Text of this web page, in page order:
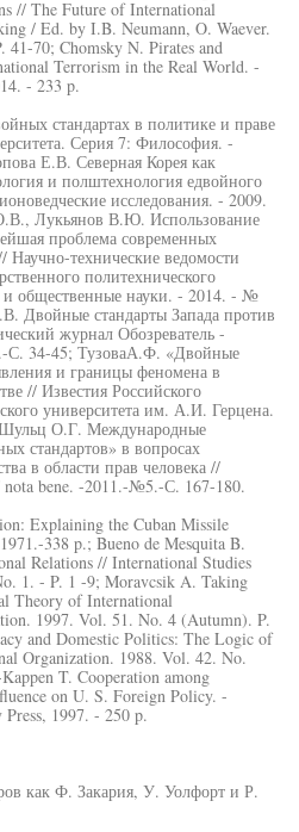
// The Future of International
/ Ed. by I.B. Neumann, O. Waever.
70; Chomsky N. Pirates and
Terrorism in the Real World. -
- 233 p.
стандартах в политике и праве
Серия 7: Философия. -
Е.В. Северная Корея как
и полштехнология едвойного
исследования. - 2009.
Лукьянов В.Ю. Использование
проблема современных
технические ведомости
политехнического
и общественные науки. - 2014. - №
Двойные стандарты Запада против
журнал Обозреватель -
С. 34-45; ТузоваА.Ф. «Двойные
и границы феномена в
// Известия Российского
университета им. А.И. Герцена.
О.Г. Международные
стандартов» в вопросах
в области прав человека //
nota bene. -2011.-№5.-С. 167-180.
Explaining the Cuban Missile
338 p.; Bueno de Mesquita B.
Relations // International Studies
1. - P. 1 -9; Moravcsik A. Taking
Theory of International
1997. Vol. 51. No. 4 (Autumn). P.
and Domestic Politics: The Logic of
Organization. 1988. Vol. 42. No.
T. Cooperation among
on U. S. Foreign Policy. -
1997. - 250 p.
как Ф. Закария, У. Уолфорт и Р.